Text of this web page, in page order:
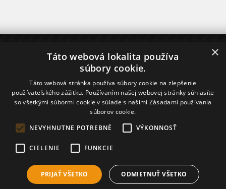
O NÁKUPE
Dodanie tovaru
Financovanie - ČSOB Leasing
INFORMÁCIE
Prepnúť zobrazenie na plnú verziu
×
Táto webová lokalita používa
súbory cookie.
Táto webová stránka používa súbory cookie na zlepšenie
používateľského zážitku. Používaním našej webovej stránky súhlasíte
so všetkými súbormi cookie v súlade s našimi Zásadami používania
súborov cookie.
NEVYHNUTNE POTREBNÉ
VÝKONNOSŤ
CIELENIE FUNKCIE
PRIJAŤ VŠETKO ODMIETNUŤ VŠETKO